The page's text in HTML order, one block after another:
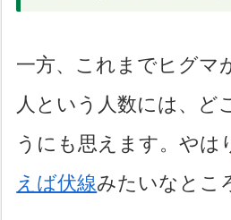
一方、これまでヒグマ
人という人数には、ど
うにも思えます。やは
えば伏線みたいなとこ